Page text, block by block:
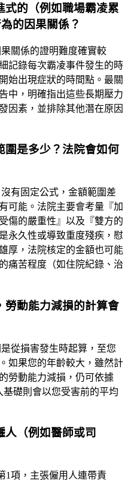
式的（例如職場霸凌累
的因果關係？
關係的證明難度確實較
記錄每次霸凌事件發生的時
始出現症狀的時間點。最關
中，明確指出這些長期壓力
因素，並排除其他潛在原因
圍是多少？法院會如何
有固定公式，金額範圍差
可能。法院主要會考量『加
傷的嚴重性』以及『雙方的
永久性或導致重度殘疾，慰
厚，法院核定的金額也可能
痛苦程度（如住院紀錄、治
勞動能力減損的計算會
從損害發生時起算，至您
如果您的年齡較大，雖然計
勞動能力減損，仍可依據
基礎則會以您受害前的平均
人（例如醫師或司
1項，主張僱用人連帶責